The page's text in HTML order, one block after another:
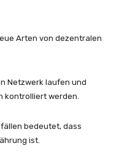
Arten von dezentralen
Netzwerk laufen und
kontrolliert werden.
bedeutet, dass
ist.